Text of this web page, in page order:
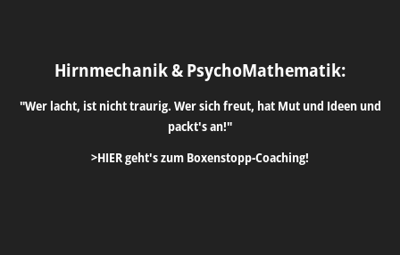
Hirnmechanik & PsychoMathematik:
"Wer lacht, ist nicht traurig. Wer sich freut, hat Mut und Ideen und
packt's an!"
>HIER geht's zum Boxenstopp-Coaching!